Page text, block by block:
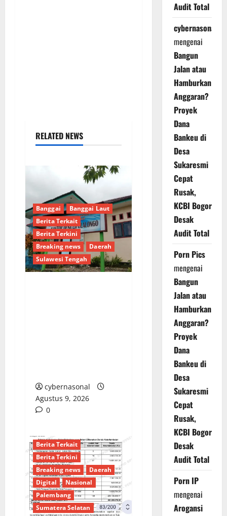
RELATED NEWS
Banggai
Banggai Laut
Berita Terkait
Berita Terkini
Breaking news
Daerah
Sulawesi Tengah
cybernasonal
Agustus 9, 2026
0
Berita Terkait
Berita Terkini
Breaking news
Daerah
Digital
Nasional
Palembang
Sumatera Selatan
Audit Total
cybernasonal
mengenai
Bangun
Jalan atau
Hamburkan
Anggaran?
Proyek
Dana
Bankeu di
Desa
Sukaresmi
Cepat
Rusak,
KCBI Bogor
Desak
Audit Total
Porn Pics
mengenai
Bangun
Jalan atau
Hamburkan
Anggaran?
Proyek
Dana
Bankeu di
Desa
Sukaresmi
Cepat
Rusak,
KCBI Bogor
Desak
Audit Total
Porn IP
mengenai
Arogansi